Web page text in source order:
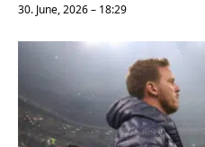
30. June, 2026 – 18:29